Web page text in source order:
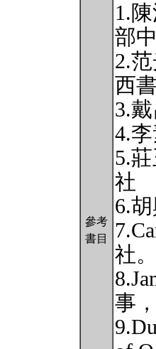
參考
書目
1.
部
2.
西
3.
4.
5.
社
6.
社。
事